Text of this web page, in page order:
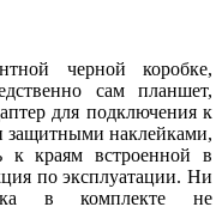
черной коробке,
сам планшет,
для подключения к
защитными наклейками,
к краям встроенной в
по эксплуатации. Ни
в комплекте не